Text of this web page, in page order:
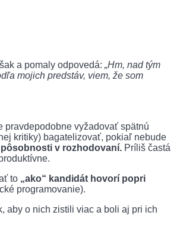
a pomaly odpovedá: „Hm, nad tým
mojich predstáv, viem, že som
pravdepodobne vyžadovať spätnú
kritiky) bagatelizovať, pokiaľ nebude
v rozhodovaní. Príliš častá
to „ako“ kandidát hovorí popri
programovanie).
aby o nich zistili viac a boli aj pri ich